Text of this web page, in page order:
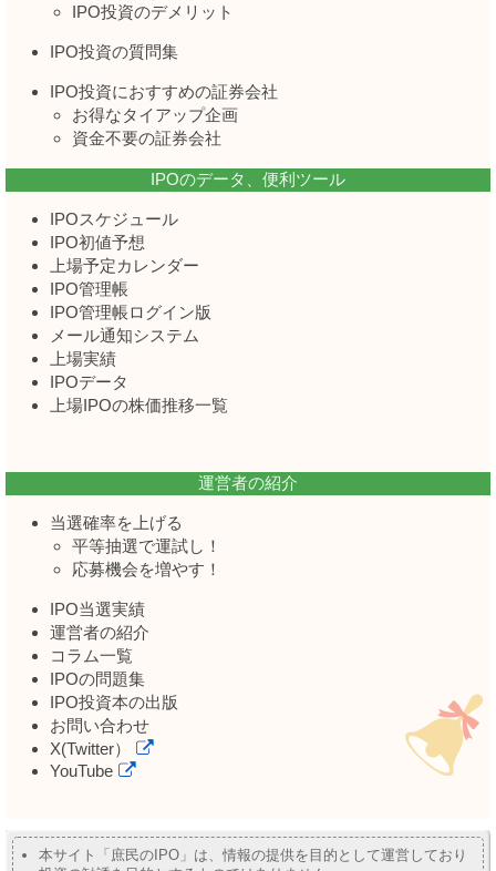
IPO投資のデメリット
IPO投資の質問集
IPO投資におすすめの証券会社
お得なタイアップ企画
資金不要の証券会社
IPOのデータ、便利ツール
IPOスケジュール
IPO初値予想
上場予定カレンダー
IPO管理帳
IPO管理帳ログイン版
メール通知システム
上場実績
IPOデータ
上場IPOの株価推移一覧
運営者の紹介
当選確率を上げる
平等抽選で運試し！
応募機会を増やす！
IPO当選実績
運営者の紹介
コラム一覧
IPOの問題集
IPO投資本の出版
お問い合わせ
X(Twitter）
YouTube
本サイト「庶民のIPO」は、情報の提供を目的として運営しており